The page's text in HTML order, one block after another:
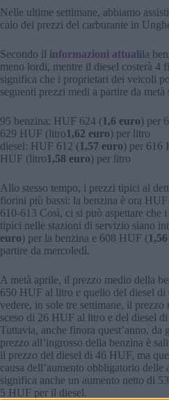
Nelle ultime settimane, abbiamo
calo dei prezzi del carburante in
Secondo il informazioni attualila
meno lordi, mentre il diesel costerà 4
significa che i proprietari dei veicoli
seguenti prezzi medi a partire da metà
95 benzina: HUF 624 (1,6 euro) per
629 HUF (litro1,62 euro) per litro
diesel: HUF 612 (1,57 euro) per 616
HUF (litro1,58 euro) per litro
Allo stesso tempo, i prezzi tipici al
fiorini più bassi: la benzina è ora
610-613 Così, ci si può aspettare che
tipici nelle stazioni di servizio siano
euro) per la benzina e 608 HUF (
partire da mercoledì.
A metà aprile, il prezzo medio della
650 HUF al litro e quello del diesel di
vedere, in sole tre settimane, il prezzo
sceso di 26 HUF al litro e del diesel
Tuttavia, anche finora quest’anno, da
prezzo all’ingrosso della benzina è
il prezzo del diesel di 46 HUF, ma
causa dell’aumento obbligatorio delle
significa anche un aumento netto di
5 HUF per il diesel.